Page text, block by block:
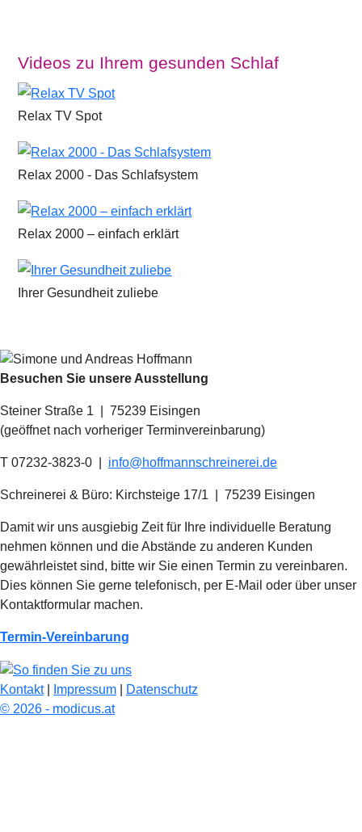
Videos zu Ihrem gesunden Schlaf
Relax TV Spot
Relax 2000 - Das Schlafsystem
Relax 2000 – einfach erklärt
Ihrer Gesundheit zuliebe
Besuchen Sie unsere Ausstellung
Steiner Straße 1 | 75239 Eisingen
(geöffnet nach vorheriger Terminvereinbarung)
T 07232-3823-0 info@hoffmannschreinerei.de
Schreinerei & Büro: Kirchsteige 17/1 75239 Eisingen
Damit wir uns ausgiebig Zeit für Ihre individuelle Beratung
nehmen können und die Abstände zu anderen Kunden
gewährleistet sind, bitte wir Sie einen Termin zu vereinbaren.
Dies können Sie gerne telefonisch, per E-Mail oder über unser
Kontaktformular machen.
Termin-Vereinbarung
Kontakt| Impressum
Datenschutz
© 2026 - modicus.at